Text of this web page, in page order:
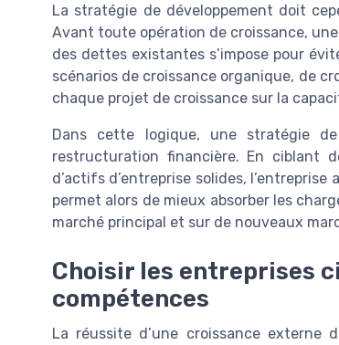
La stratégie de développement doit
Avant toute opération de croissance,
des dettes existantes s’impose pour
scénarios de croissance organique, de
chaque projet de croissance sur la
Dans cette logique, une stratégie
restructuration financière. En ciblant
d’actifs d’entreprise solides,
permet alors de mieux absorber les
marché principal et sur de nouveaux
Choisir les entreprises
compétences
La réussite d’une croissance